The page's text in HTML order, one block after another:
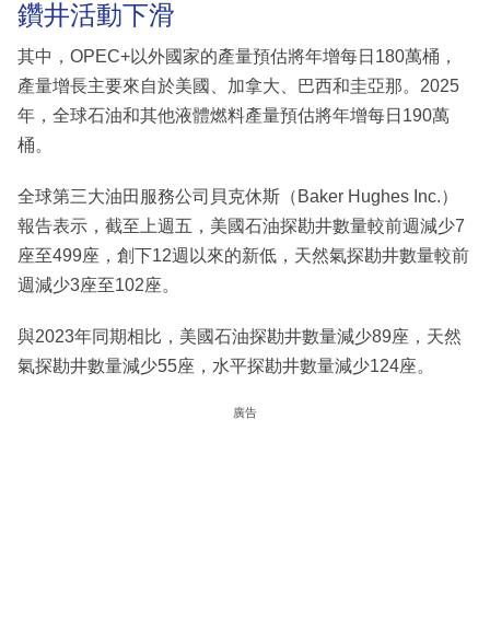
鑽井活動下滑
其中，OPEC+以外國家的產量預估將年增每日180萬桶，
產量增長主要來自於美國、加拿大、巴西和圭亞那。2025
年，全球石油和其他液體燃料產量預估將年增每日190萬
桶。
全球第三大油田服務公司貝克休斯（Baker Hughes Inc.）
報告表示，截至上週五，美國石油探勘井數量較前週減少7
座至499座，創下12週以來的新低，天然氣探勘井數量較前
週減少3座至102座。
與2023年同期相比，美國石油探勘井數量減少89座，天然
氣探勘井數量減少55座，水平探勘井數量減少124座。
廣告